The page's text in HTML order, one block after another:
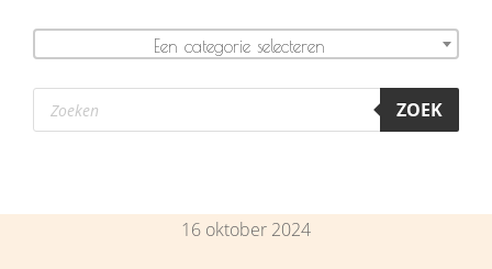
Een categorie selecteren
Producten
zoeken ZOEK
16 oktober 2024